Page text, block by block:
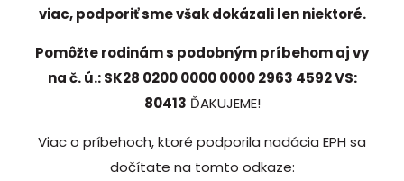
viac, podporiť sme však dokázali len niektoré.
Pomôžte rodinám s podobným príbehom aj vy
na č. ú.: SK28 0200 0000 0000 2963 4592 VS:
80413 ĎAKUJEME!
Viac o príbehoch, ktoré podporila nadácia EPH sa
dočítate na tomto odkaze: